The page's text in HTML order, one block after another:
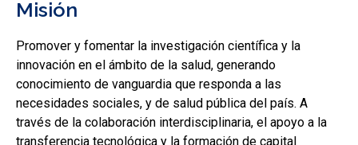
EXTENSIÓN
Misión
Promover y fomentar la investigación científica y la
innovación en el ámbito de la salud, generando
conocimiento de vanguardia que responda a las
necesidades sociales, y de salud pública del país. A
través de la colaboración interdisciplinaria, el apoyo a la
transferencia tecnológica y la formación de capital